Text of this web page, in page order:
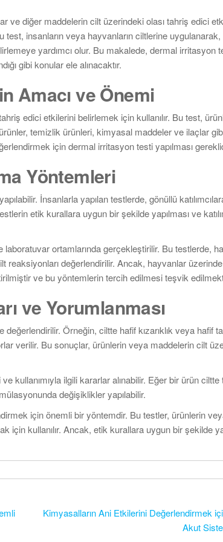
ve diğer maddelerin cilt üzerindeki olası tahriş edici
insanların veya hayvanların ciltlerine
yardımcı olur. Bu makalede, dermal irritasyon
gibi konular ele alınacaktır.
Amacı ve Önemi
edici etkilerini belirlemek için kullanılır. Bu test,
temizlik ürünleri, kimyasal maddeler ve ilaçlar
için dermal irritasyon testi yapılması
Yöntemleri
İnsanlarla yapılan testlerde, gönüllü
etik kurallara uygun bir şekilde yapılması ve
ortamlarında gerçekleştirilir. Bu testlerde,
değerlendirilir. Ancak, hayvanlar
ve bu yöntemlerin tercih edilmesi teşvik
ve Yorumlanması
Örneğin, ciltte hafif kızarıklık veya hafif
verilir. Bu sonuçlar, ürünlerin veya maddelerin cilt
kullanımıyla ilgili kararlar alınabilir. Eğer bir ürün
değişiklikler yapılabilir.
için önemli bir yöntemdir. Bu testler, ürünlerin
için kullanılır. Ancak, etik kurallara uygun bir şekilde
Kimyasalların Ani Etkilerini Değerlendirmek
Akut